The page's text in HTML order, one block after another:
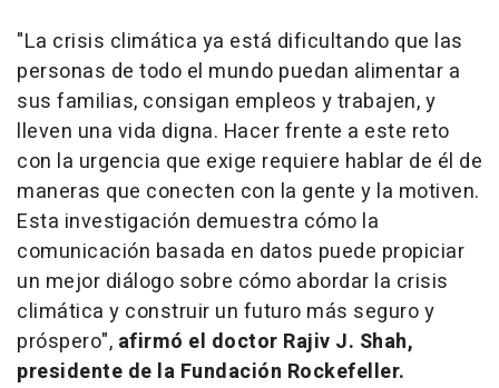
"La crisis climática ya está dificultando que las
personas de todo el mundo puedan alimentar a
sus familias, consigan empleos y trabajen, y
lleven una vida digna. Hacer frente a este reto
con la urgencia que exige requiere hablar de él de
maneras que conecten con la gente y la motiven.
Esta investigación demuestra cómo la
comunicación basada en datos puede propiciar
un mejor diálogo sobre cómo abordar la crisis
climática y construir un futuro más seguro y
próspero", afirmó el doctor Rajiv J. Shah,
presidente de la Fundación Rockefeller.